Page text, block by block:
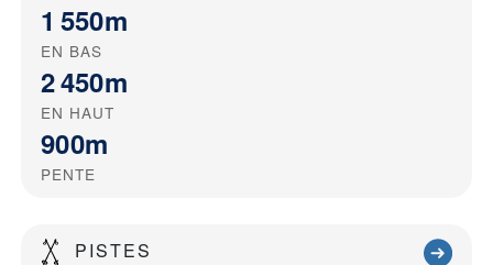
1 550m
EN BAS
2 450m
EN HAUT
900m
PENTE
PISTES